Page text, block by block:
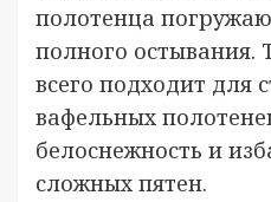
полотенца
полного остывания.
всего подходит для
вафельных
белоснежность и
сложных пятен.